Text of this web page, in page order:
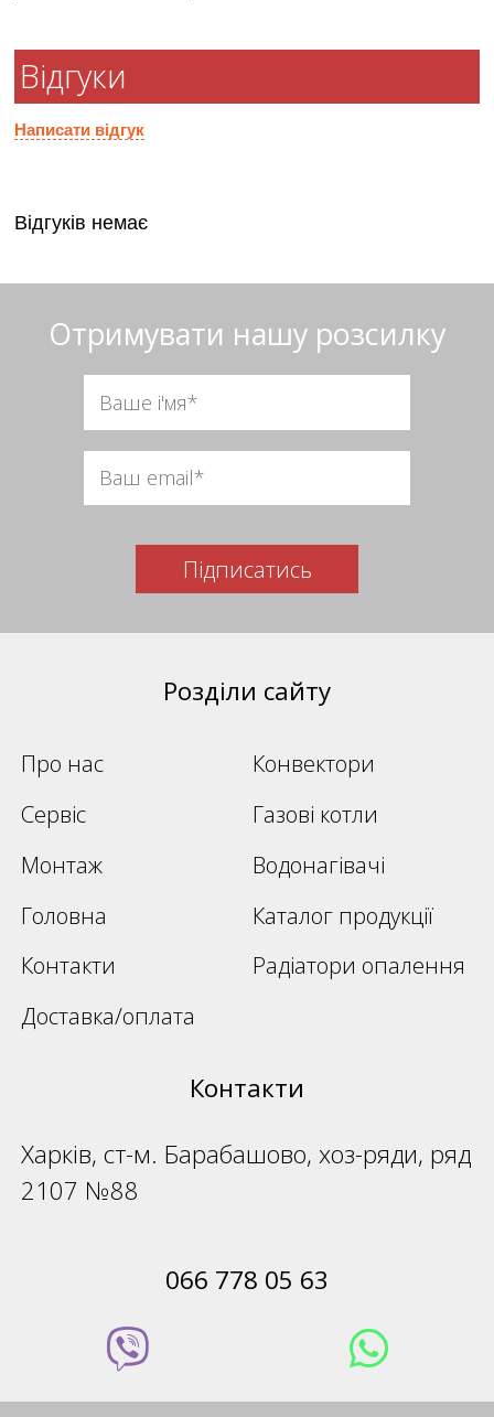
Відгуки
Написати відгук
Відгуків немає
Отримувати нашу розсилку
Підписатись
Розділи сайту
Про нас
Конвектори
Сервіс
Газові котли
Монтаж
Водонагівачі
Головна
Каталог продукції
Контакти
Радіатори опалення
Доставка/оплата
Контакти
Харків, ст-м. Барабашово, хоз-ряди, ряд
2107 №88
066 778 05 63